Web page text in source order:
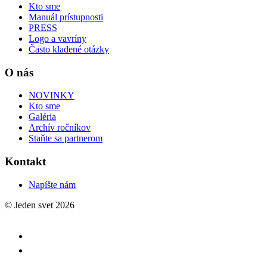
Kto sme
Manuál prístupnosti
PRESS
Logo a vavríny
Často kladené otázky
O nás
NOVINKY
Kto sme
Galéria
Archív ročníkov
Staňte sa partnerom
Kontakt
Napíšte nám
© Jeden svet 2026